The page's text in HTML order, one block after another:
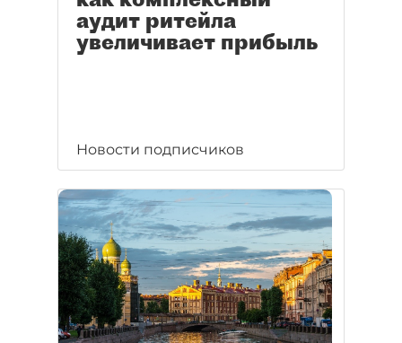
аудит ритейла
увеличивает прибыль
Новости подписчиков